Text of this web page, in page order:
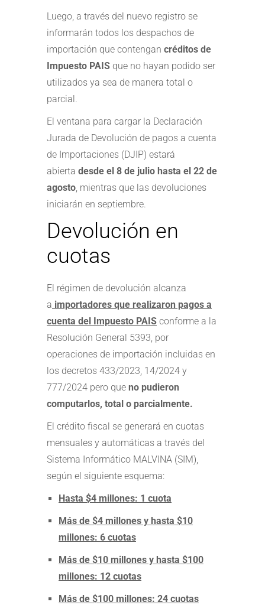
Luego, a través del nuevo registro se
informarán todos los despachos de
importación que contengan créditos de
Impuesto PAIS que no hayan podido ser
utilizados ya sea de manera total o
parcial.
El ventana para cargar la Declaración
Jurada de Devolución de pagos a cuenta
de Importaciones (DJIP) estará
abierta desde el 8 de julio hasta el 22 de
agosto , mientras que las devoluciones
iniciarán en septiembre.
Devolución en
cuotas
El régimen de devolución alcanza
a importadores que realizaron pagos a
cuenta del Impuesto PAIS conforme a la
Resolución General 5393, por
operaciones de importación incluidas en
los decretos 433/2023, 14/2024 y
777/2024 pero que no pudieron
computarlos, total o parcialmente.
El crédito fiscal se generará en cuotas
mensuales y automáticas a través del
Sistema Informático MALVINA (SIM),
según el siguiente esquema:
Hasta $4 millones: 1 cuota
Más de $4 millones y hasta $10
millones: 6 cuotas
Más de $10 millones y hasta $100
millones: 12 cuotas
Más de $100 millones: 24 cuotas